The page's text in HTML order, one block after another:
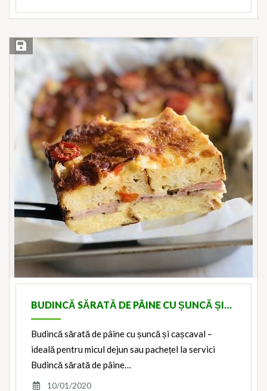
Save Recipe
BUDINCĂ SĂRATĂ DE PÂINE CU ȘUNCĂ ȘI…
Budincă sărată de pâine cu șuncă și cașcaval –
ideală pentru micul dejun sau pachețel la servici
Budincă sărată de pâine…
10/01/2020